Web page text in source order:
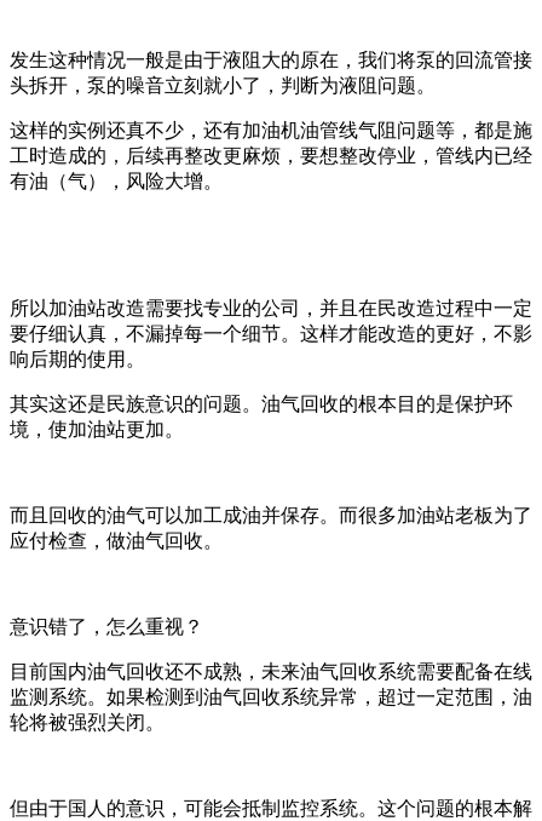
发生这种情况一般是由于液阻大的原在，我们将泵的回流管接
头拆开，泵的噪音立刻就小了，判断为液阻问题。
这样的实例还真不少，还有加油机油管线气阻问题等，都是施
工时造成的，后续再整改更麻烦，要想整改停业，管线内已经
有油（气），风险大增。
所以加油站改造需要找专业的公司，并且在民改造过程中一定
要仔细认真，不漏掉每一个细节。这样才能改造的更好，不影
响后期的使用。
其实这还是民族意识的问题。油气回收的根本目的是保护环
境，使加油站更加。
而且回收的油气可以加工成油并保存。而很多加油站老板为了
应付检查，做油气回收。
意识错了，怎么重视？
目前国内油气回收还不成熟，未来油气回收系统需要配备在线
监测系统。如果检测到油气回收系统异常，超过一定范围，油
轮将被强烈关闭。
但由于国人的意识，可能会抵制监控系统。这个问题的根本解